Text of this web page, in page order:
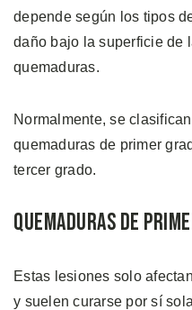
depende según los tipos
daño bajo la superficie de
quemaduras.
Normalmente, se
quemaduras de primer
tercer grado.
Quemaduras de
Estas lesiones solo
y suelen curarse por sí